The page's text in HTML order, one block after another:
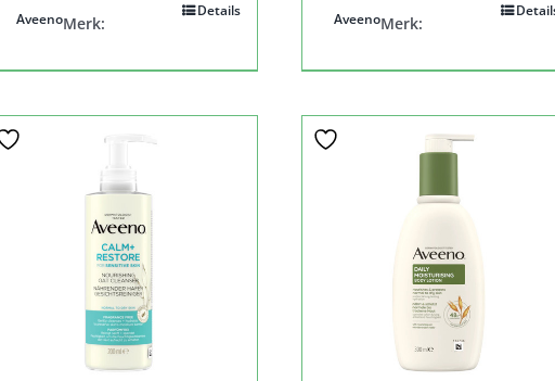
Details
Merk:
Aveeno Merk:
Aveeno